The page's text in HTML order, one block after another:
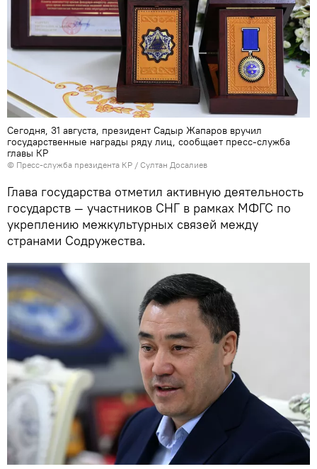
Сегодня, 31 августа, президент Садыр Жапаров вручил
государственные награды ряду лиц, сообщает пресс-служба
главы КР
© Пресс-служба президента КР / Султан Досалиев
Глава государства отметил активную деятельность
государств — участников СНГ в рамках МФГС по
укреплению межкультурных связей между
странами Содружества.